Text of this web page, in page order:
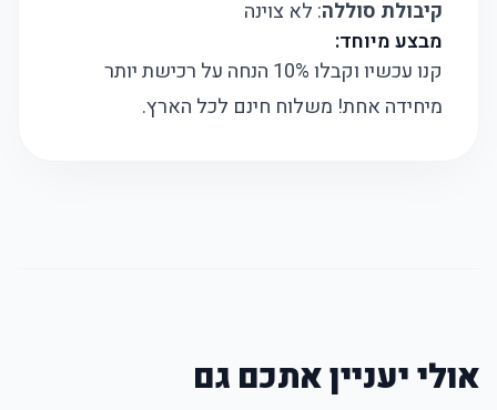
קיבולת סוללה: לא צוינה
מבצע מיוחד:
קנו עכשיו וקבלו 10% הנחה על רכישת יותר
מיחידה אחת! משלוח חינם לכל הארץ.
אולי יעניין אתכם גם